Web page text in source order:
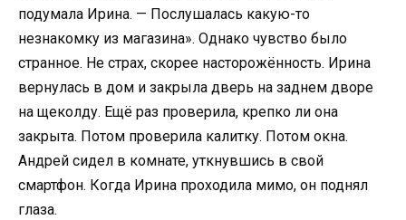
подумала Ирина. — Послушалась какую-то
незнакомку из магазина». Однако чувство было
странное. Не страх, скорее насторожённость. Ирина
вернулась в дом и закрыла дверь на заднем дворе
на щеколду. Ещё раз проверила, крепко ли она
закрыта. Потом проверила калитку. Потом окна.
Андрей сидел в комнате, уткнувшись в свой
смартфон. Когда Ирина проходила мимо, он поднял
глаза.